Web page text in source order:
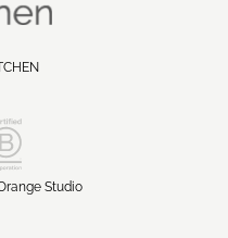
Studio